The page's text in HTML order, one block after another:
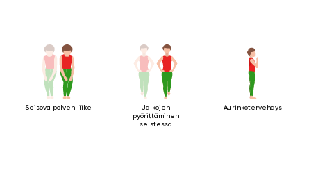
Seisova polven liike
Jalkojen
pyörittäminen
seistessä
Aurinkotervehdys